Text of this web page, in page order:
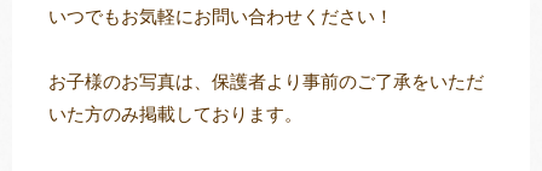
いつでもお気軽にお問い合わせください！
お子様のお写真は、保護者より事前のご了承をいただ
いた方のみ掲載しております。